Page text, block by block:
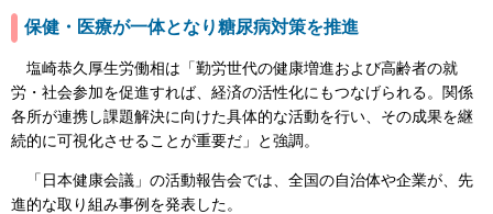
保健・医療が一体となり糖尿病対策を推進
塩崎恭久厚生労働相は「勤労世代の健康増進および高齢者の就
労・社会参加を促進すれば、経済の活性化にもつなげられる。関係
各所が連携し課題解決に向けた具体的な活動を行い、その成果を継
続的に可視化させることが重要だ」と強調。
「日本健康会議」の活動報告会では、全国の自治体や企業が、先
進的な取り組み事例を発表した。